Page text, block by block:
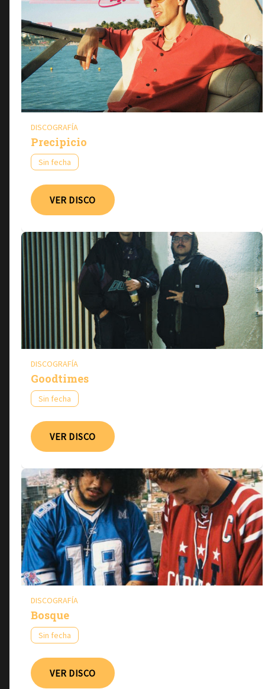
DISCOGRAFÍA
Precipicio
Sin fecha
VER DISCO
DISCOGRAFÍA
Goodtimes
Sin fecha
VER DISCO
DISCOGRAFÍA
Bosque
Sin fecha
VER DISCO